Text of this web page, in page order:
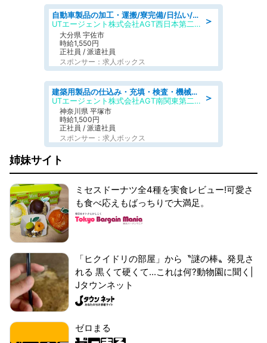
＞
自動車製品の加工・運搬/寮完備/日払い/工場・製造
UTエージェント株式会社AGT西日本第二CU
大分県 宇佐市
時給1,550円
正社員 / 派遣社員
スポンサー：求人ボックス
＞
建築用製品の仕込み・充填・検査・機械操作/寮完備/日払い/工場・製造
UTエージェント株式会社AGT南関東第二CU
神奈川県 平塚市
時給1,500円
正社員 / 派遣社員
スポンサー：求人ボックス
姉妹サイト
ミセスドーナツ全4種を実食レビュー!可愛さ
も食べ応えもばっちりで大満足。
「ヒクイドリの部屋」から〝謎の棒〟発見さ
れる 黒くて硬くて...これは何?動物園に聞く|
Jタウンネット
ゼロまる